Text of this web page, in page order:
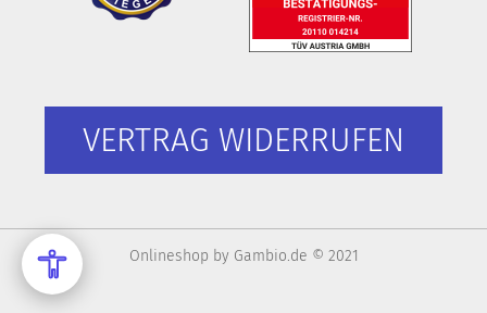
VERTRAG WIDERRUFEN
Onlineshop by Gambio.de © 2021